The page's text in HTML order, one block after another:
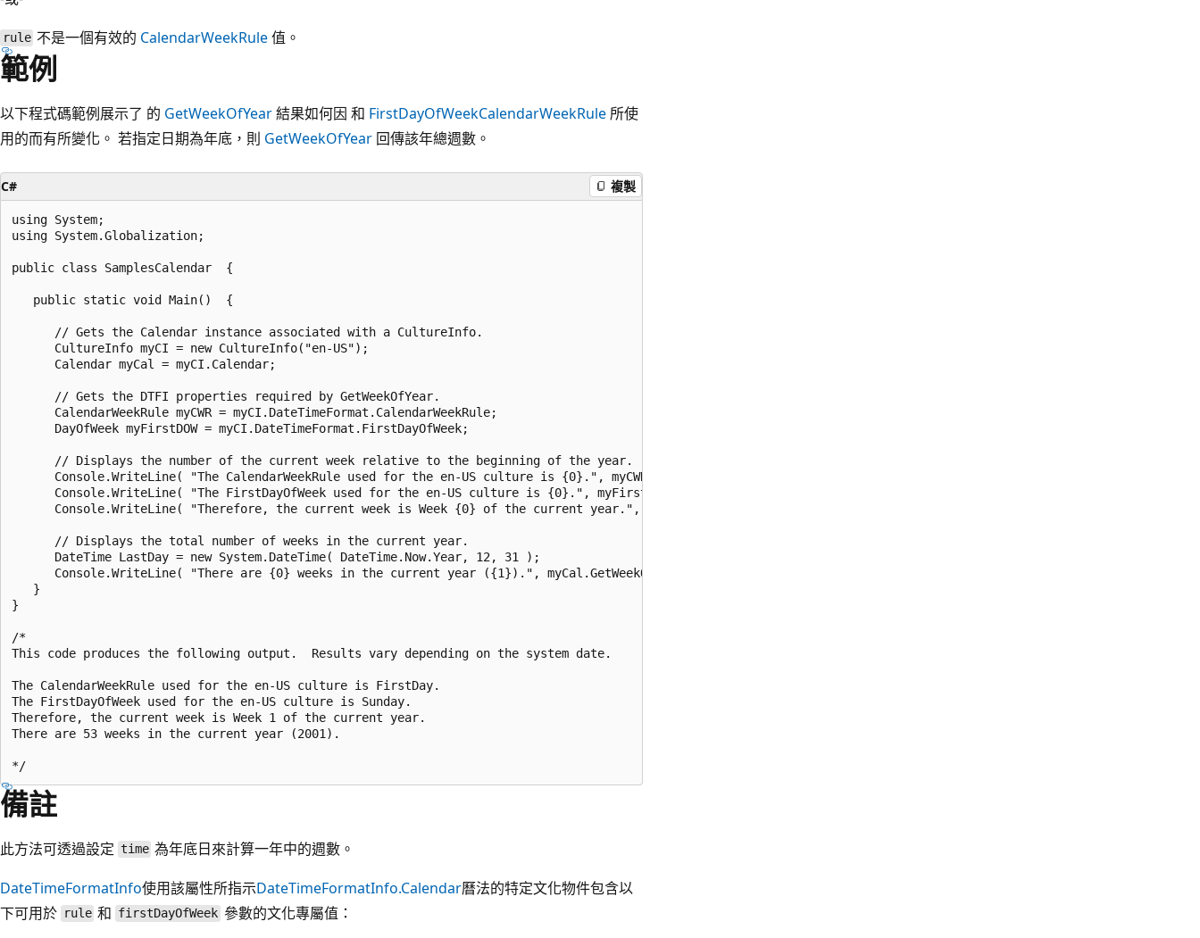
rule 不是一個有效的 CalendarWeekRule值。
範例
以下程式碼範例展示了 的 GetWeekOfYear結果如何因 和 FirstDayOfWeekCalendarWeekRule 所使
用的而有所變化。 若指定日期為年底，則 GetWeekOfYear 回傳該年總週數。
C# 複製
using System;
using System.Globalization;
public class SamplesCalendar  {
   public static void Main()  {
      // Gets the Calendar instance associated with a CultureInfo.
      CultureInfo myCI = new CultureInfo("en-US");
      Calendar myCal = myCI.Calendar;
      // Gets the DTFI properties required by GetWeekOfYear.
      CalendarWeekRule myCWR = myCI.DateTimeFormat.CalendarWeekRule;
      DayOfWeek myFirstDOW = myCI.DateTimeFormat.FirstDayOfWeek;
      // Displays the number of the current week relative to the beginning of the year.
      Console.WriteLine( "The CalendarWeekRule used for the en-US culture is {0}.", myCWR );
      Console.WriteLine( "The FirstDayOfWeek used for the en-US culture is {0}.", myFirstDOW );
      Console.WriteLine( "Therefore, the current week is Week {0} of the current year.", myCal.GetWeekOfYear( DateTime.Now, myCWR, myFirstDOW ));
      // Displays the total number of weeks in the current year.
      DateTime LastDay = new System.DateTime( DateTime.Now.Year, 12, 31 );
      Console.WriteLine( "There are {0} weeks in the current year ({1}).", myCal.GetWeekOfYear( LastDay, myCWR, myFirstDOW ), LastDay.Year );
   }
}
/*
This code produces the following output.  Results vary depending on the system date.
The CalendarWeekRule used for the en-US culture is FirstDay.
The FirstDayOfWeek used for the en-US culture is Sunday.
Therefore, the current week is Week 1 of the current year.
There are 53 weeks in the current year (2001).
備註
此方法可透過設定 time 為年底日來計算一年中的週數。
DateTimeFormatInfo使用該屬性所指示DateTimeFormatInfo.Calendar曆法的特定文化物件包含以
下可用於 rule 和 firstDayOfWeek 參數的文化專屬值：